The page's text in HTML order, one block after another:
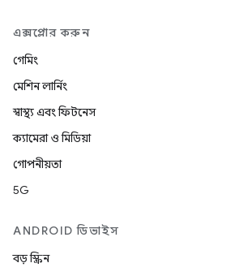
এক্সপ্লোর করুন
গেমিং
মেশিন লার্নিং
স্বাস্থ্য এবং ফিটনেস
ক্যামেরা ও মিডিয়া
গোপনীয়তা
5G
ANDROID ডিভাইস
বড় স্ক্রিন